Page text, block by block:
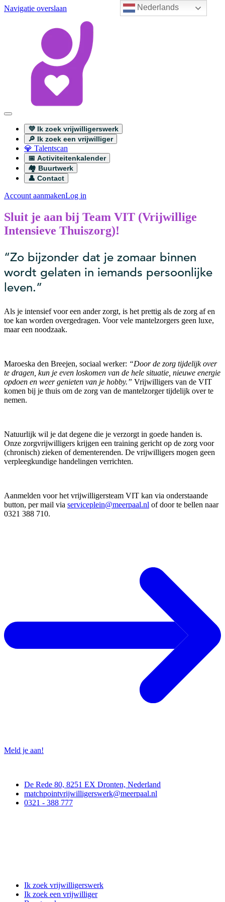
Nederlands
Navigatie overslaan
💜 Ik zoek vrijwilligerswerk
🔎 Ik zoek een vrijwilliger
💎 Talentscan
📅 Activiteitenkalender
🏘️ Buurtwerk
👤 Contact
Account aanmakenLog in
Sluit je aan bij Team VIT (Vrijwillige
Intensieve Thuiszorg)!
“Zo bijzonder dat je zomaar binnen
wordt gelaten in iemands persoonlijke
leven.”
Als je intensief voor een ander zorgt, is het prettig als de zorg af en
toe kan worden overgedragen. Voor vele mantelzorgers geen luxe,
maar een noodzaak.
Maroeska den Breejen, sociaal werker: “Door de zorg tijdelijk over
te dragen, kun je even loskomen van de hele situatie, nieuwe energie
opdoen en weer genieten van je hobby.” Vrijwilligers van de VIT
komen bij je thuis om de zorg van de mantelzorger tijdelijk over te
nemen.
Natuurlijk wil je dat degene die je verzorgt in goede handen is.
Onze zorgvrijwilligers krijgen een training gericht op de zorg voor
(chronisch) zieken of dementerenden. De vrijwilligers mogen geen
verpleegkundige handelingen verrichten.
Aanmelden voor het vrijwilligersteam VIT kan via onderstaande
button, per mail via serviceplein@meerpaal.nl of door te bellen naar
0321 388 710.
Meld je aan!
De Rede 80, 8251 EX Dronten, Nederland
matchpointvrijwilligerswerk@meerpaal.nl
0321 - 388 777
Ik zoek vrijwilligerswerk
Ik zoek een vrijwilliger